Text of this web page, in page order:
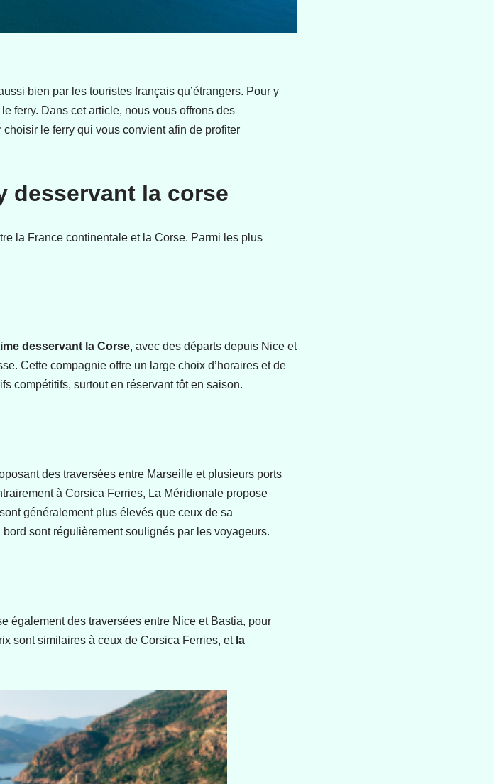
bien par les touristes français qu’étrangers. Pour y
ferry. Dans cet article, nous vous offrons des
le ferry qui vous convient afin de profiter
desservant la corse
la France continentale et la Corse. Parmi les plus
desservant la Corse, avec des départs depuis Nice et
Cette compagnie offre un large choix d’horaires et de
compétitifs, surtout en réservant tôt en saison.
des traversées entre Marseille et plusieurs ports
à Corsica Ferries, La Méridionale propose
généralement plus élevés que ceux de sa
sont régulièrement soulignés par les voyageurs.
également des traversées entre Nice et Bastia, pour
sont similaires à ceux de Corsica Ferries, et la